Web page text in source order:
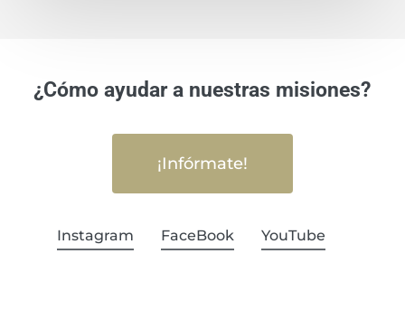
¿Cómo ayudar a nuestras misiones?
¡Infórmate!
Instagram FaceBook YouTube